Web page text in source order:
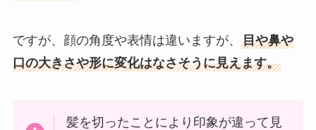
ですが、顔の角度や表情は違いますが、 目や鼻や
口の大きさや形に変化はなさそうに見えます。
髪を切ったことにより印象が違って見